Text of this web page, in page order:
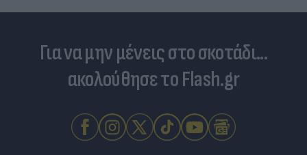
Για να μην μένεις στο σκοτάδι...
ακολούθησε το Flash.gr